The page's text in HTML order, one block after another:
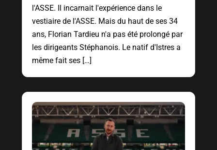
l'ASSE. Il incarnait l'expérience dans le
vestiaire de l'ASSE. Mais du haut de ses 34
ans, Florian Tardieu n'a pas été prolongé par
les dirigeants Stéphanois. Le natif d'Istres a
même fait ses […]